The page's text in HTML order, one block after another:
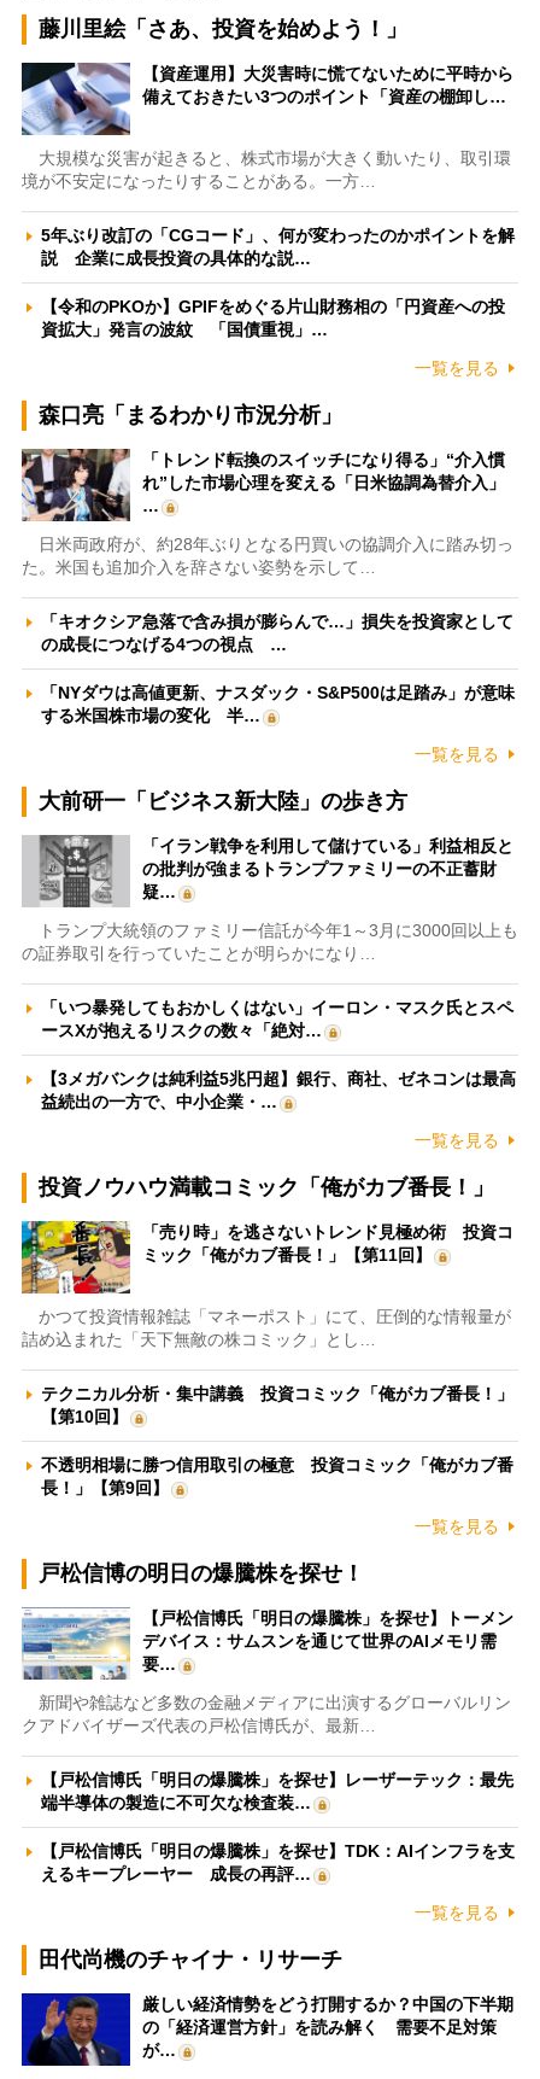
藤川里絵「さあ、投資を始めよう！」
【資産運用】大災害時に慌てないために平時から
備えておきたい3つのポイント「資産の棚卸し…
大規模な災害が起きると、株式市場が大きく動いたり、取引環
境が不安定になったりすることがある。一方…
5年ぶり改訂の「CGコード」、何が変わったのかポイントを解
説 企業に成長投資の具体的な説…
【令和のPKOか】GPIFをめぐる片山財務相の「円資産への投
資拡大」発言の波紋 「国債重視」…
一覧を見る
森口亮「まるわかり市況分析」
「トレンド転換のスイッチになり得る」“介入慣
れ”した市場心理を変える「日米協調為替介入」
…
日米両政府が、約28年ぶりとなる円買いの協調介入に踏み切っ
た。米国も追加介入を辞さない姿勢を示して…
「キオクシア急落で含み損が膨らんで…」損失を投資家として
の成長につなげる4つの視点 …
「NYダウは高値更新、ナスダック・S&P500は足踏み」が意味
する米国株市場の変化 半…
一覧を見る
大前研一「ビジネス新大陸」の歩き方
「イラン戦争を利用して儲けている」利益相反と
の批判が強まるトランプファミリーの不正蓄財
疑…
トランプ大統領のファミリー信託が今年1～3月に3000回以上も
の証券取引を行っていたことが明らかになり…
「いつ暴発してもおかしくはない」イーロン・マスク氏とスペ
ースXが抱えるリスクの数々「絶対…
【3メガバンクは純利益5兆円超】銀行、商社、ゼネコンは最高
益続出の一方で、中小企業・…
一覧を見る
投資ノウハウ満載コミック「俺がカブ番長！」
「売り時」を逃さないトレンド見極め術 投資コ
ミック「俺がカブ番長！」【第11回】
かつて投資情報雑誌「マネーポスト」にて、圧倒的な情報量が
詰め込まれた「天下無敵の株コミック」とし…
テクニカル分析・集中講義 投資コミック「俺がカブ番長！」
【第10回】
不透明相場に勝つ信用取引の極意 投資コミック「俺がカブ番
長！」【第9回】
一覧を見る
戸松信博の明日の爆騰株を探せ！
【戸松信博氏「明日の爆騰株」を探せ】トーメン
デバイス：サムスンを通じて世界のAIメモリ需
要…
新聞や雑誌など多数の金融メディアに出演するグローバルリン
クアドバイザーズ代表の戸松信博氏が、最新…
【戸松信博氏「明日の爆騰株」を探せ】レーザーテック：最先
端半導体の製造に不可欠な検査装…
【戸松信博氏「明日の爆騰株」を探せ】TDK：AIインフラを支
えるキープレーヤー 成長の再評…
一覧を見る
田代尚機のチャイナ・リサーチ
厳しい経済情勢をどう打開するか？中国の下半期
の「経済運営方針」を読み解く 需要不足対策
が…